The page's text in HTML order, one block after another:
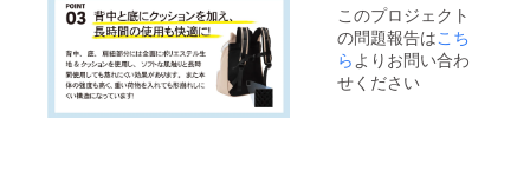
このプロジェクト
の問題報告はこち
らよりお問い合わ
せください